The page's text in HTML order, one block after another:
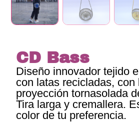
CD Bass
Diseño innovador tejido
con latas recicladas, con
proyección tornasolada
Tira larga y cremallera.
color de tu preferencia.